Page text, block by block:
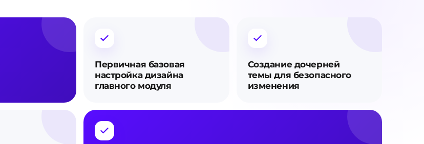
Первичная базовая
настройка дизайна
главного модуля
Создание дочерней
темы для безопасного
изменения